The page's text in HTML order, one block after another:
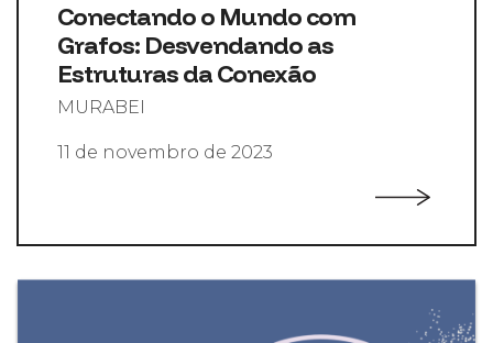
Conectando o Mundo com
Grafos: Desvendando as
Estruturas da Conexão
MURABEI
11 de novembro de 2023